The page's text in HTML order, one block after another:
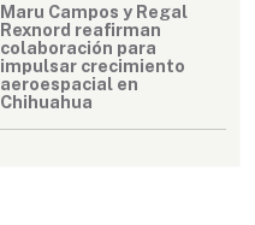
Maru Campos y Regal
Rexnord reafirman
colaboración para
impulsar crecimiento
aeroespacial en
Chihuahua